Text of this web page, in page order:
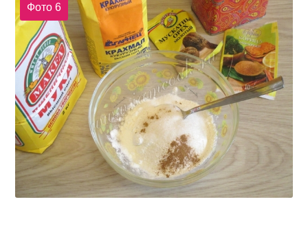
Фото 6